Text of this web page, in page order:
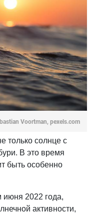
Voortman, pexels.com
только солнце с
В это время
быть особенно
июня 2022 года,
активности,